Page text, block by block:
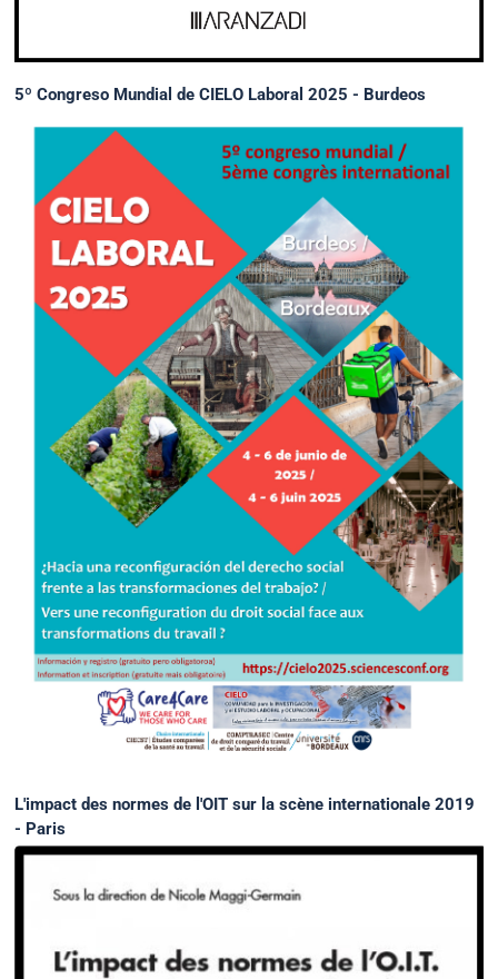
5º Congreso Mundial de CIELO Laboral 2025 - Burdeos
L'impact des normes de l'OIT sur la scène internationale 2019
- Paris